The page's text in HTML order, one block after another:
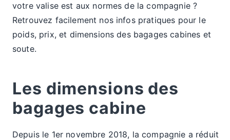
votre valise est aux normes de la compagnie ?
Retrouvez facilement nos infos pratiques pour le
poids, prix, et dimensions des bagages cabines et
soute.
Les dimensions des
bagages cabine
Depuis le 1er novembre 2018, la compagnie a réduit